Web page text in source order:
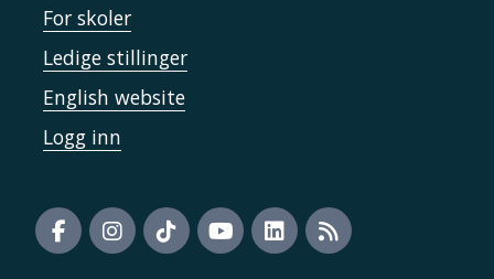
For skoler
Ledige stillinger
English website
Logg inn